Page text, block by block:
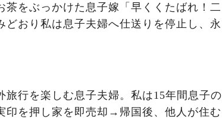
茶をぶっかけた息子嫁「早くくたばれ！二
おり私は息子夫婦へ仕送りを停止し、永
旅行を楽しむ息子夫婦。私は15年間息子の
印を押し家を即売却→帰国後、他人が住む